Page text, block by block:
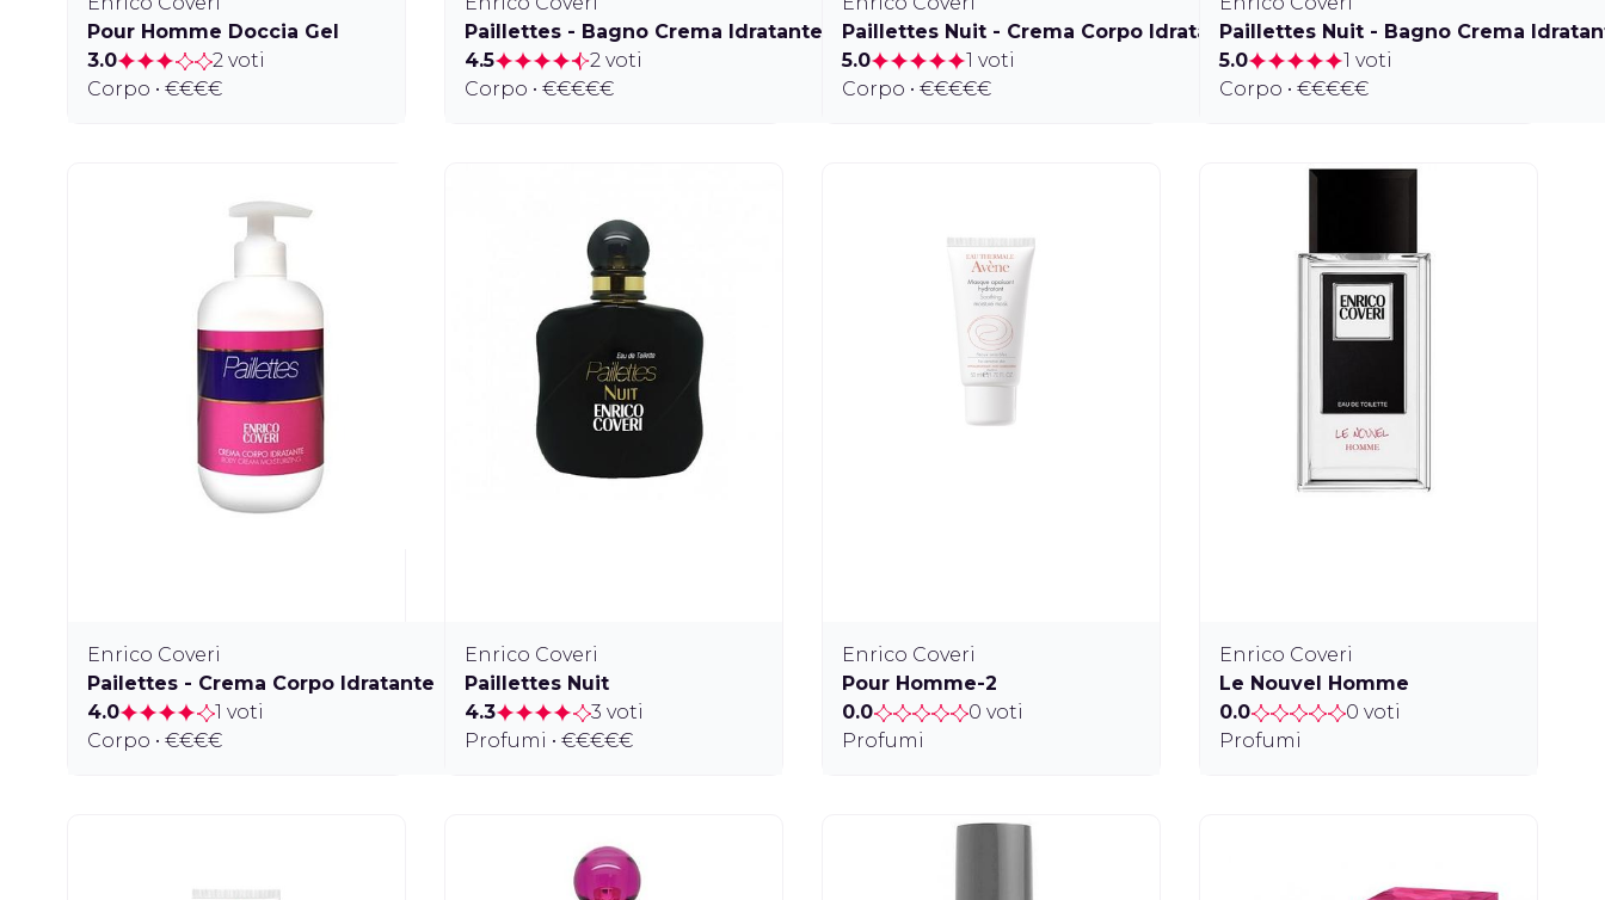
Pour Homme Doccia Gel
3.0
2 voti
Corpo • €€€€
Paillettes - Bagno Crema Idratante
4.5
2 voti
Corpo • €€€€€
Paillettes Nuit - Crema Corpo Idratante
5.0
1 voti
Corpo • €€€€€
Paillettes Nuit - Bagno Crema
5.0
1 voti
Corpo • €€€€€
Enrico Coveri
Pailettes - Crema Corpo Idratante
4.0
1 voti
Corpo • €€€€
Enrico Coveri
Paillettes Nuit
4.3
3 voti
Profumi • €€€€€
Enrico Coveri
Pour Homme-2
0.0
0 voti
Profumi
Enrico Coveri
Le Nouvel Homme
0.0
0 voti
Profumi